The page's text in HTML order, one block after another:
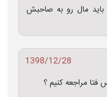
مال رو به صاحبش
1398/12/28
مراجعه کنیم ؟